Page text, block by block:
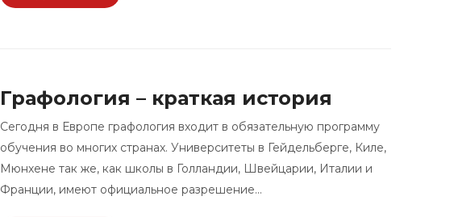
Графология – краткая история
Сегодня в Европе графология входит в обязательную программу
обучения во многих странах. Университеты в Гейдельберге, Киле,
Мюнхене так же, как школы в Голландии, Швейцарии, Италии и
Франции, имеют официальное разрешение…